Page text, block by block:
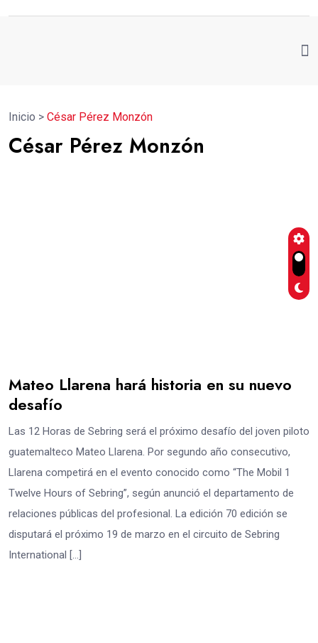
Inicio > César Pérez Monzón
César Pérez Monzón
Mateo Llarena hará historia en su nuevo
desafío
Las 12 Horas de Sebring será el próximo desafío del joven piloto
guatemalteco Mateo Llarena. Por segundo año consecutivo,
Llarena competirá en el evento conocido como “The Mobil 1
Twelve Hours of Sebring”, según anunció el departamento de
relaciones públicas del profesional. La edición 70 edición se
disputará el próximo 19 de marzo en el circuito de Sebring
International […]